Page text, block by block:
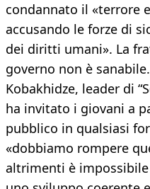
condannato il «terrore
accusando le forze di
dei diritti umani». La
governo non è
Kobakhidze, leader di
ha invitato i giovani a
pubblico in qualsiasi
«dobbiamo rompere
altrimenti è